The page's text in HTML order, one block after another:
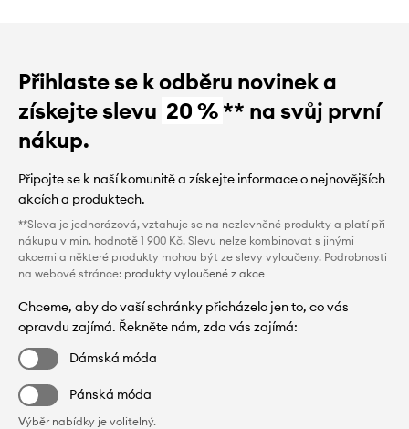
Přihlaste se k odběru novinek a
získejte slevu 20 %** na svůj první
nákup.
Připojte se k naší komunitě a získejte informace o nejnovějších
akcích a produktech.
**Sleva je jednorázová, vztahuje se na nezlevněné produkty a platí při
nákupu v min. hodnotě 1 900 Kč. Slevu nelze kombinovat s jinými
akcemi a některé produkty mohou být ze slevy vyloučeny. Podrobnosti
na webové stránce: produkty vyloučené z akce
Chceme, aby do vaší schránky přicházelo jen to, co vás
opravdu zajímá. Řekněte nám, zda vás zajímá:
Dámská móda
Pánská móda
Výběr nabídky je volitelný.